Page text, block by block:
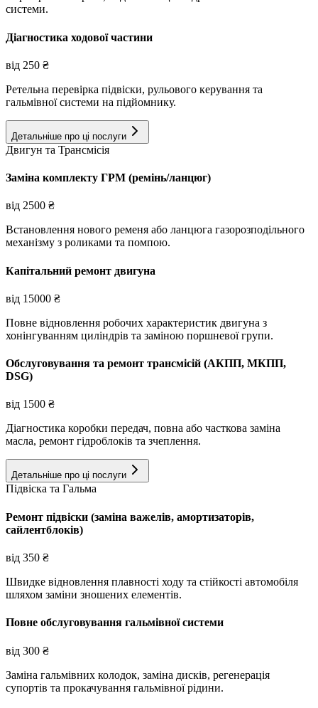
системи.
Діагностика ходової частини
від 250 ₴
Ретельна перевірка підвіски, рульового керування та
гальмівної системи на підйомнику.
Детальніше про ці послуги
Двигун та Трансмісія
Заміна комплекту ГРМ (ремінь/ланцюг)
від 2500 ₴
Встановлення нового ременя або ланцюга газорозподільного
механізму з роликами та помпою.
Капітальний ремонт двигуна
від 15000 ₴
Повне відновлення робочих характеристик двигуна з
хонінгуванням циліндрів та заміною поршневої групи.
Обслуговування та ремонт трансмісій (АКПП, МКПП,
DSG)
від 1500 ₴
Діагностика коробки передач, повна або часткова заміна
масла, ремонт гідроблоків та зчеплення.
Детальніше про ці послуги
Підвіска та Гальма
Ремонт підвіски (заміна важелів, амортизаторів,
сайлентблоків)
від 350 ₴
Швидке відновлення плавності ходу та стійкості автомобіля
шляхом заміни зношених елементів.
Повне обслуговування гальмівної системи
від 300 ₴
Заміна гальмівних колодок, заміна дисків, регенерація
супортів та прокачування гальмівної рідини.